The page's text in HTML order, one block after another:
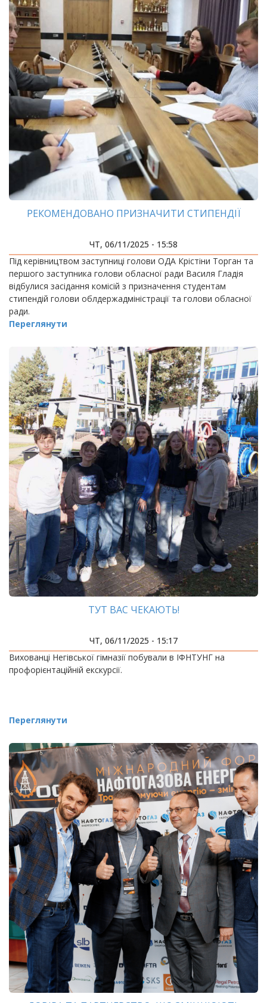
РЕКОМЕНДОВАНО ПРИЗНАЧИТИ СТИПЕНДІЇ
ЧТ, 06/11/2025 - 15:58
Під керівництвом заступниці голови ОДА Крістіни Торган та
першого заступника голови обласної ради Василя Гладія
відбулися засідання комісій з призначення студентам
стипендій голови облдержадміністрації та голови обласної
ради.
Переглянути
ТУТ ВАС ЧЕКАЮТЬ!
ЧТ, 06/11/2025 - 15:17
Вихованці Негівської гімназії побували в ІФНТУНГ на
профорієнтаційній екскурсії.
Переглянути